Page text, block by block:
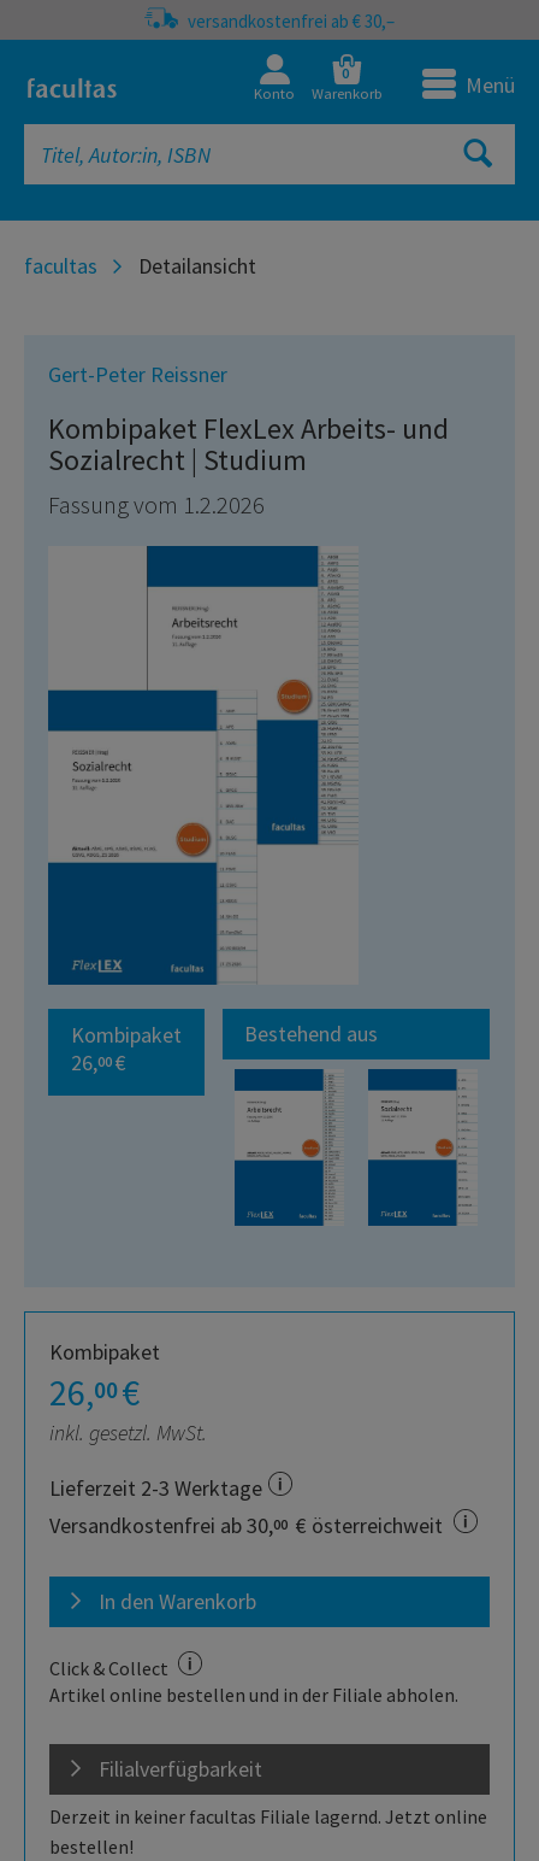
versandkostenfrei ab € 30,–
Konto
0
Warenkorb Menü
facultas Detailansicht
Gert-Peter Reissner
Kombipaket FlexLex Arbeits- und
Sozialrecht | Studium
Fassung vom 1.2.2026
Kombipaket
26,00 €
Bestehend aus
Kombipaket
26,00€
inkl. gesetzl. MwSt.
Lieferzeit 2-3 Werktage
Versandkostenfrei ab 30,00 € österreichweit
In den Warenkorb
Click & Collect
Artikel online bestellen und in der Filiale abholen.
Filialverfügbarkeit
Derzeit in keiner facultas Filiale lagernd. Jetzt online
bestellen!